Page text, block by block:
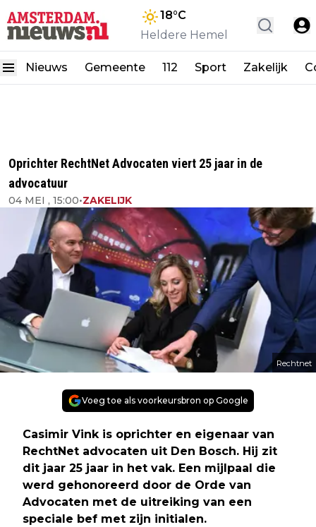
18°C
Heldere Hemel
Nieuws Gemeente 112 Sport Zakelijk
Oprichter RechtNet Advocaten viert 25 jaar in de
advocatuur
04 MEI , 15:00•ZAKELIJK
Rechtnet
Voeg toe als voorkeursbron op Google
Casimir Vink is oprichter en eigenaar van
RechtNet advocaten uit Den Bosch. Hij zit
dit jaar 25 jaar in het vak. Een mijlpaal die
werd gehonoreerd door de Orde van
Advocaten met de uitreiking van een
speciale bef met zijn initialen.